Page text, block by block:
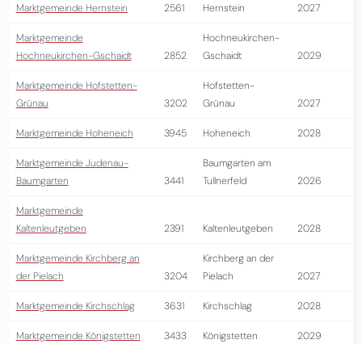
Marktgemeinde Hernstein 2561 Hernstein 2027
Marktgemeinde
Hochneukirchen-Gschaidt
2852
Hochneukirchen-
Gschaidt
2029
Marktgemeinde Hofstetten-
Grünau
3202
Hofstetten-
Grünau
2027
Marktgemeinde Hoheneich 3945 Hoheneich 2028
Marktgemeinde Judenau-
Baumgarten
3441
Baumgarten am
Tullnerfeld
2026
Marktgemeinde
Kaltenleutgeben
2391 Kaltenleutgeben 2028
Marktgemeinde Kirchberg an
der Pielach
3204
Kirchberg an der
Pielach
2027
Marktgemeinde Kirchschlag 3631 Kirchschlag 2028
Marktgemeinde Königstetten 3433 Königstetten 2029